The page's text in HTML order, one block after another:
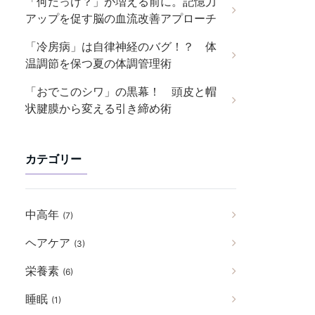
アップを促す脳の血流改善アプローチ
「冷房病」は自律神経のバグ！？ 体
温調節を保つ夏の体調管理術
「おでこのシワ」の黒幕！ 頭皮と帽
状腱膜から変える引き締め術
カテゴリー
中高年 (7)
ヘアケア (3)
栄養素 (6)
睡眠 (1)